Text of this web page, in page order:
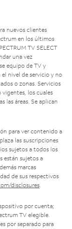
nuevos clientes
en los últimos
TV SELECT
una vez
equipo de TV y
nivel de servicio y no
o zonas. Servicios
los cuales
las áreas. Se aplican
para ver contenido a
las suscripciones
sujetos a todos los
están sujetos a
marcas
de sus respectivos
disclosures.
por cuenta;
TV elegible.
por separado para